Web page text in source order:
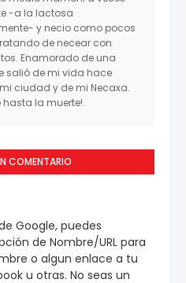
-a la lactosa
y necio como pocos
de necear con
Enamorado de una
salió de mi vida hace
ciudad y de mi Necaxa.
hasta la muerte!.
COMENTARIO
Google, puedes
de Nombre/URL para
o algun enlace a tu
u otras. No seas un